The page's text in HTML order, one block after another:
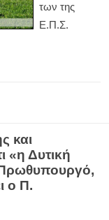
των της
Ε.Π.Σ.
και
«η Δυτική
Πρωθυπουργό,
ο Π.